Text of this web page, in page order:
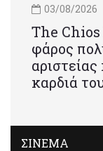
03/08/2026
Τhe
φάρος
καρδιά
ΣΙΝΕΜΑ